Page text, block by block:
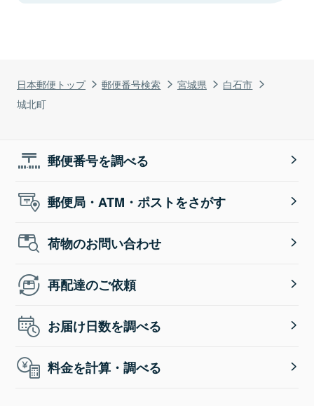
日本郵便トップ 郵便番号検索 宮城県
白石市
城北町
郵便番号を調べる
郵便局・ATM・ポストをさがす
荷物のお問い合わせ
再配達のご依頼
お届け日数を調べる
料金を計算・調べる